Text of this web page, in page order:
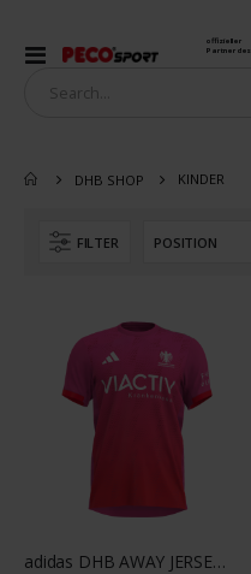
Navigation
offizieller
Partner des
DHB SHOP KINDER
FILTER
adidas DHB AWAY JERSEY YOUTH